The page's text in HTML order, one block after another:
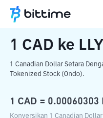
Beranda Konverter Kripto
1 CAD ke
1 Canadian Dollar Setara
Tokenized Stock (Ondo).
1 CAD = 0.00060303
Konversikan 1 Canadian